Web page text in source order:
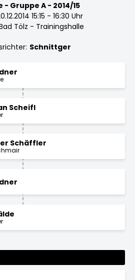
Gruppe A - 2014/15
15:15 - 16:30 Uhr
Tölz - Trainingshalle
Schnittger
Scheifl
Schäffler